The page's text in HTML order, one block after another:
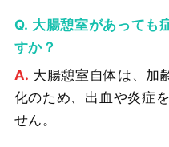
大腸憩室があっても
すか？
大腸憩室自体は、加
化のため、出血や炎症
せん。